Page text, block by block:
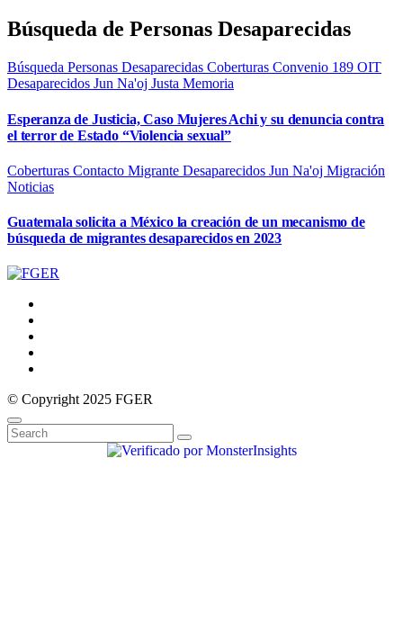
Búsqueda de Personas Desaparecidas
Búsqueda Personas Desaparecidas Coberturas Convenio 189 OIT
Desaparecidos Jun Na'oj Justa Memoria
Esperanza de Justicia, Caso Mujeres Achi y su denuncia contra
el terror de Estado “Violencia sexual”
Coberturas Contacto Migrante Desaparecidos Jun Na'oj Migración
Noticias
Guatemala solicita a México la creación de un mecanismo de
búsqueda de migrantes desaparecidos en 2023
© Copyright 2025 FGER